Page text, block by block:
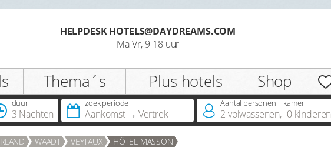
HELPDESK HOTELS@DAYDREAMS.COM
Ma-Vr, 9-18 uur
Thema´s Plus hotels Shop
duur
3 Nachten
zoek periode
Aankomst Vertrek
Aantal personen | kamer
2 volwassenen, 0 kinderen
WAADT VEYTAUX HÔTEL MASSON